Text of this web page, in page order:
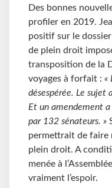
Des bonnes
profiler en 2019.
positif sur le
de plein droit
transposition de la
voyages à forfait : «
désespérée. Le sujet
Et un amendement
par 132 sénateurs. »
permettrait de faire
plein droit. A
menée à
vraiment l’espoir.